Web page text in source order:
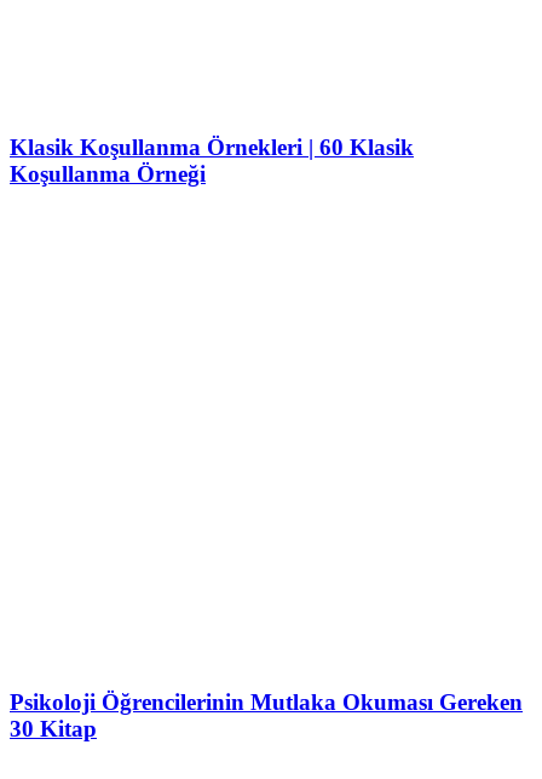
Klasik Koşullanma Örnekleri | 60 Klasik
Koşullanma Örneği
Psikoloji Öğrencilerinin Mutlaka Okuması Gereken
30 Kitap